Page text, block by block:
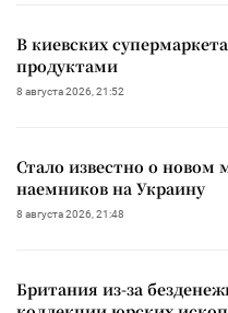
В киевских
продуктами
8 августа 2026, 21:52
Стало известно о новом
наемников на Украину
8 августа 2026, 21:48
Британия из-за